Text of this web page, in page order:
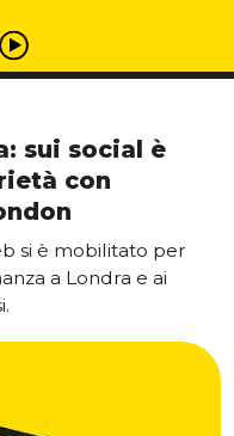
sui social è
con
si è mobilitato per
a Londra e ai